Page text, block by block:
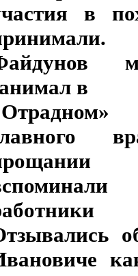
в
в